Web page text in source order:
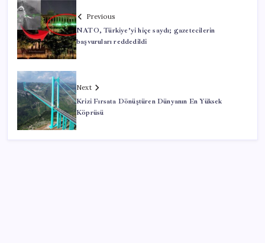
Previous
NATO, Türkiye’yi hiçe saydı; gazetecilerin
başvuruları reddedildi
Next
Krizi Fırsata Dönüştüren Dünyanın En Yüksek
Köprüsü